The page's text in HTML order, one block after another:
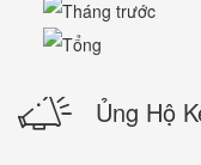
Ủng Hộ